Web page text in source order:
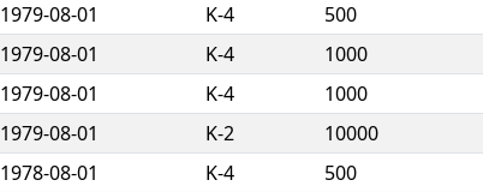
1979-08-01 K-4 500
1979-08-01 K-4 1000
1979-08-01 K-4 1000
1979-08-01 K-2 10000
1978-08-01 K-4 500